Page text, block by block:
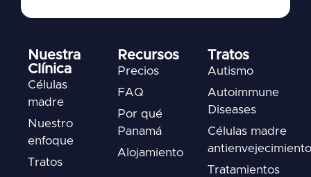
Nuestra
Clínica
Células
madre
Nuestro
enfoque
Tratos
Recursos
Precios
FAQ
Por qué
Panamá
Alojamiento
Tratos
Autismo
Autoimmune
Diseases
Células madre
antienvejecimiento
Tratamientos